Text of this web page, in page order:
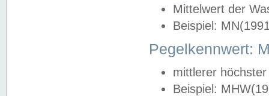
Mittelwert der
Beispiel:
Pegelkennwert:
mittlerer
Beispiel: